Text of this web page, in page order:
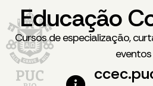
Educação
Cursos de especialização,
eventos